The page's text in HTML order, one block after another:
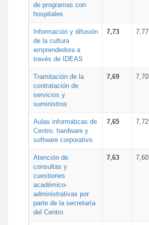
de programas con
hospitales
Información y difusión
de la cultura
emprendedora a
través de IDEAS
7,73 7,77
Tramitación de la
contratación de
servicios y
suministros
7,69 7,70
Aulas informáticas de
Centro: hardware y
software corporativo
7,65 7,72
Atención de
consultas y
cuestiones
académico-
administrativas por
parte de la secretaría
del Centro
7,63 7,60